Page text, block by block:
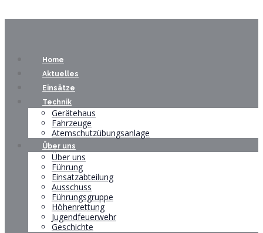
Home
Aktuelles
Einsätze
Technik
Gerätehaus
Fahrzeuge
Atemschutzübungsanlage
Über uns
Über uns
Führung
Einsatzabteilung
Ausschuss
Führungsgruppe
Höhenrettung
Jugendfeuerwehr
Geschichte